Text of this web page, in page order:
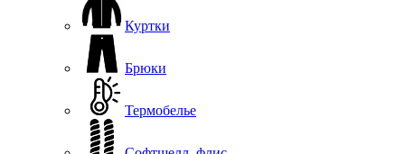
Куртки
Брюки
Термобелье